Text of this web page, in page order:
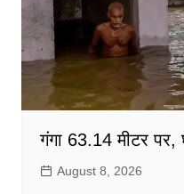
गंगा 63.14 मीटर पर,
August 8, 2026